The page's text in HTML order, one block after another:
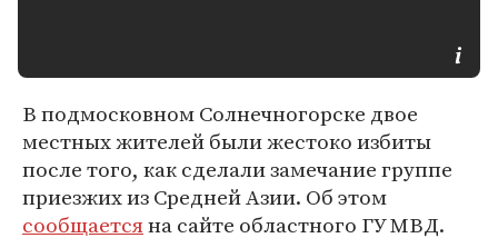
В подмосковном Солнечногорске двое
местных жителей были жестоко избиты
после того, как сделали замечание группе
приезжих из Средней Азии. Об этом
сообщаетсяна сайте областного ГУ МВД.